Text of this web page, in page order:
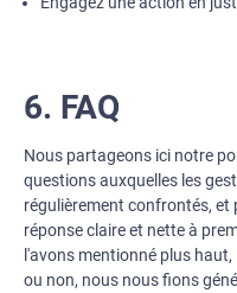
6. FAQ
Nous partageons ici notre
questions auxquelles les
régulièrement confrontés, et
réponse claire et nette à
l'avons mentionné plus
ou non, nous nous fions